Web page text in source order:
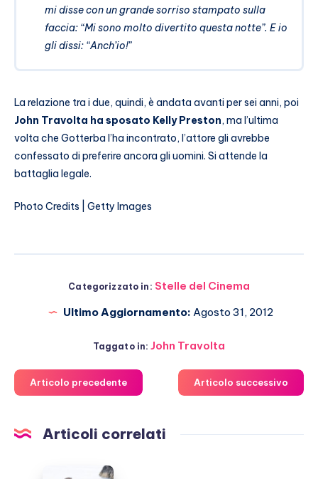
mi disse con un grande sorriso stampato sulla
faccia: “Mi sono molto divertito questa notte”. E io
gli dissi: “Anch’io!”
La relazione tra i due, quindi, è andata avanti per sei anni, poi
John Travolta ha sposato Kelly Preston, ma l’ultima
volta che Gotterba l’ha incontrato, l’attore gli avrebbe
confessato di preferire ancora gli uomini. Si attende la
battaglia legale.
Photo Credits | Getty Images
Categorizzato in: Stelle del Cinema
Ultimo Aggiornamento: Agosto 31, 2012
Taggato in: John Travolta
Articolo precedente Articolo successivo
Articoli correlati